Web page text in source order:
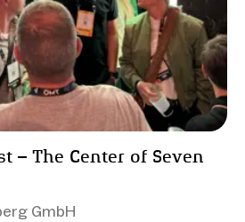
– The Center of Seven
GmbH